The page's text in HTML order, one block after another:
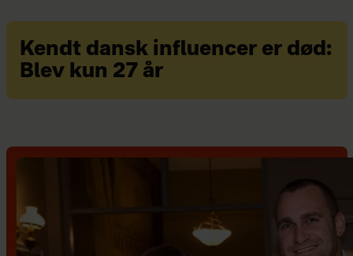
Kendt dansk influencer er død:
Blev kun 27 år